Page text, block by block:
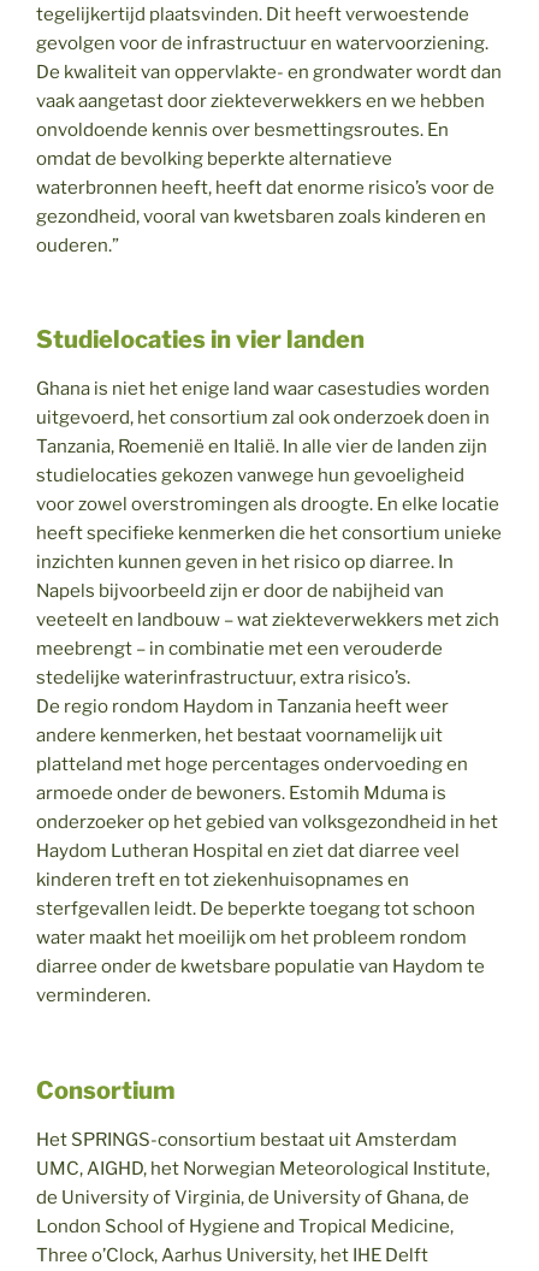
tegelijkertijd plaatsvinden. Dit heeft verwoestende
gevolgen voor de infrastructuur en watervoorziening.
De kwaliteit van oppervlakte- en grondwater wordt dan
vaak aangetast door ziekteverwekkers en we hebben
onvoldoende kennis over besmettingsroutes. En
omdat de bevolking beperkte alternatieve
waterbronnen heeft, heeft dat enorme risico’s voor de
gezondheid, vooral van kwetsbaren zoals kinderen en
ouderen.”
Studielocaties in vier landen
Ghana is niet het enige land waar casestudies worden
uitgevoerd, het consortium zal ook onderzoek doen in
Tanzania, Roemenië en Italië. In alle vier de landen zijn
studielocaties gekozen vanwege hun gevoeligheid
voor zowel overstromingen als droogte. En elke locatie
heeft specifieke kenmerken die het consortium unieke
inzichten kunnen geven in het risico op diarree. In
Napels bijvoorbeeld zijn er door de nabijheid van
veeteelt en landbouw – wat ziekteverwekkers met zich
meebrengt – in combinatie met een verouderde
stedelijke waterinfrastructuur, extra risico’s.
De regio rondom Haydom in Tanzania heeft weer
andere kenmerken, het bestaat voornamelijk uit
platteland met hoge percentages ondervoeding en
armoede onder de bewoners. Estomih Mduma is
onderzoeker op het gebied van volksgezondheid in het
Haydom Lutheran Hospital en ziet dat diarree veel
kinderen treft en tot ziekenhuisopnames en
sterfgevallen leidt. De beperkte toegang tot schoon
water maakt het moeilijk om het probleem rondom
diarree onder de kwetsbare populatie van Haydom te
verminderen.
Consortium
Het SPRINGS-consortium bestaat uit Amsterdam
UMC, AIGHD, het Norwegian Meteorological Institute,
de University of Virginia, de University of Ghana, de
London School of Hygiene and Tropical Medicine,
Three o’Clock, Aarhus University, het IHE Delft